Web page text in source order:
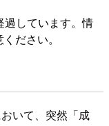
過しています。情
ださい。
いて、突然「成